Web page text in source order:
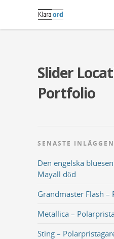
Slider
Portfolio
SENASTE INLÄGGEN
Den engelska
Mayall död
Grandmaster Flash
Metallica –
Sting –